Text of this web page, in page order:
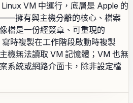
VM 中運行，底層是 Apple 的
擁有與主機分離的核心、檔案
檔是一份經簽章、可重現的
時複製在工作階段啟動時複製
機無法讀取 VM 記憶體；VM 也無
系統或網路介面卡，除非設定檔